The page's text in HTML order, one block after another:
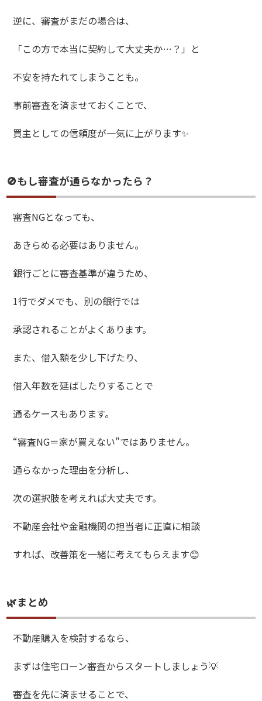
逆に、審査がまだの場合は、
「この方で本当に契約して大丈夫か…？」と
不安を持たれてしまうことも。
事前審査を済ませておくことで、
買主としての信頼度が一気に上がります✨
🚫もし審査が通らなかったら？
審査NGとなっても、
あきらめる必要はありません。
銀行ごとに審査基準が違うため、
1行でダメでも、別の銀行では
承認されることがよくあります。
また、借入額を少し下げたり、
借入年数を延ばしたりすることで
通るケースもあります。
“審査NG＝家が買えない”ではありません。
通らなかった理由を分析し、
次の選択肢を考えれば大丈夫です。
不動産会社や金融機関の担当者に正直に相談
すれば、改善策を一緒に考えてもらえます😊
🌿まとめ
不動産購入を検討するなら、
まずは住宅ローン審査からスタートしましょう💡
審査を先に済ませることで、